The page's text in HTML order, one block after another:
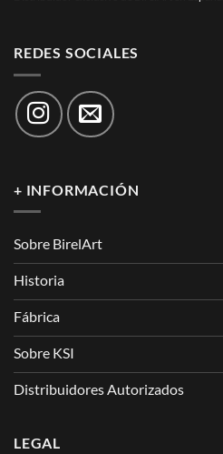
REDES SOCIALES
+ INFORMACIÓN
Sobre BirelArt
Historia
Fábrica
Sobre KSI
Distribuidores Autorizados
LEGAL